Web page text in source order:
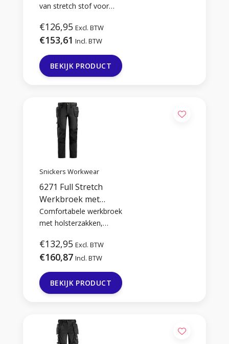
van stretch stof voor
bewegingsvrijheid.
€126,95 Excl. BTW
€153,61 Incl. BTW
BEKIJK PRODUCT
Snickers Workwear
6271 Full Stretch
Werkbroek met
Holsterzakken
Comfortabele werkbroek
met holsterzakken,
voor optimale
bewegingsvrijheid.
€132,95 Excl. BTW
€160,87 Incl. BTW
BEKIJK PRODUCT